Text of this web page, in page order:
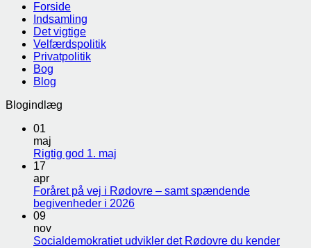
Forside
Indsamling
Det vigtige
Velfærdspolitik
Privatpolitik
Bog
Blog
Blogindlæg
01
maj
Rigtig god 1. maj
17
apr
Foråret på vej i Rødovre – samt spændende
begivenheder i 2026
09
nov
Socialdemokratiet udvikler det Rødovre du kender